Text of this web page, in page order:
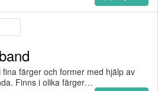
färger och former med hjälp av
Finns i olika färger…